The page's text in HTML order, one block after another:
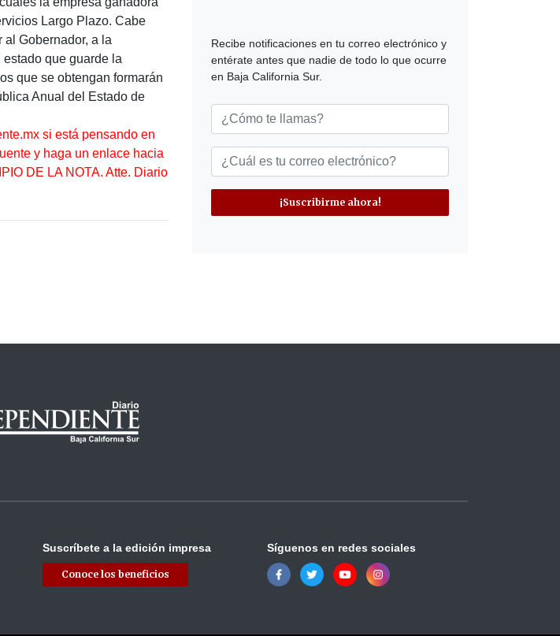
Largo Plazo. Cabe
Gobernador, a la
que guarde la
que se obtengan formarán
Anual del Estado de
si está pensando en
y haga un enlace hacia
DE LA NOTA. Atte. Diario
Recibe notificaciones en tu correo electrónico y
entérate antes que nadie de todo lo que ocurre
en Baja California Sur.
¡Suscribirme ahora!
Suscríbete a la edición impresa
Conoce los beneficios
Síguenos en redes sociales